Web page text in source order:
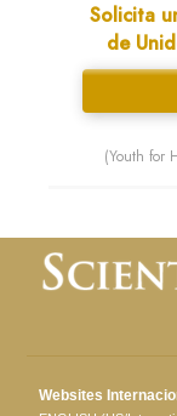
Solicita
de
(Youth for
Websites